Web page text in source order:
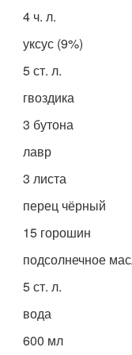
4 ч. л.
уксус (9%)
5 ст. л.
гвоздика
3 бутона
лавр
3 листа
перец чёрный
15 горошин
подсолнечное
5 ст. л.
вода
600 мл